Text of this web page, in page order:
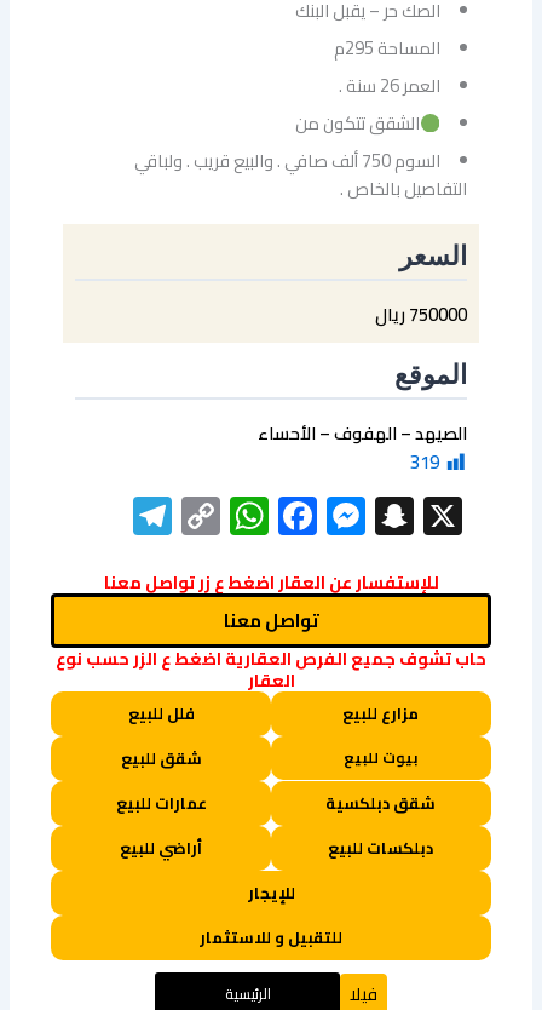
الصك حر – يقبل البنك
المساحة 295م
العمر 26 سنة .
الشقق تتكون من
السوم 750 ألف صافي . والبيع قريب . ولباقي
التفاصيل بالخاص .
السعر
750000 ريال
الموقع
الصيهد – الهفوف – الأحساء
319
X
Snapchat
Messenger
Facebook
WhatsApp
Copy
Link
للإستفسار عن العقار اضغط ع زر تواصل معنا
تواصل معنا
حاب تشوف جميع الفرص العقارية اضغط ع الزر حسب نوع
العقار
مزارع للبيع فلل للبيع
بيوت للبيع
شقق للبيع
شقق دبلكسية
عمارات للبيع
دبلكسات للبيع
أراضي للبيع
للإيجار
للتقبيل و للاستثمار
فيلا الرئيسية